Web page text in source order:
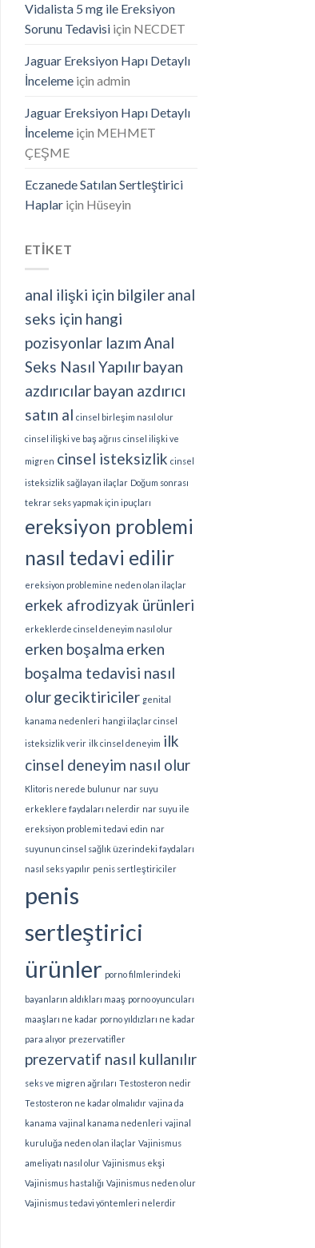
Vidalista 5 mg ile Ereksiyon
Sorunu Tedavisiiçin NECDET
Jaguar Ereksiyon Hapı Detaylı
İncelemeiçin admin
Jaguar Ereksiyon Hapı Detaylı
İncelemeiçin MEHMET
ÇEŞME
Eczanede Satılan Sertleştirici
Haplariçin Hüseyin
ETİKET
anal ilişki için bilgileranal
seks için hangi
pozisyonlar lazımAnal
Seks Nasıl Yapılırbayan
azdırıcılarbayan azdırıcı
satın al cinsel birleşim nasıl olur
cinsel ilişki ve baş ağrııs cinsel ilişki ve
migren cinsel isteksizlik cinsel
isteksizlik sağlayan ilaçlar Doğum sonrası
tekrar seks yapmak için ipuçları
ereksiyon problemi
nasıl tedavi edilir
ereksiyon problemine neden olan ilaçlar
erkek afrodizyak ürünleri
erkeklerde cinsel deneyim nasıl olur
erken boşalma erken
boşalma tedavisi nasıl
olurgeciktiriciler genital
kanama nedenleri hangi ilaçlar cinsel
isteksizlik verir ilk cinsel deneyim ilk
cinsel deneyim nasıl olur
Klitoris nerede bulunur nar suyu
erkeklere faydaları nelerdir nar suyu ile
ereksiyon problemi tedavi edin nar
suyunun cinsel sağlık üzerindeki faydaları
nasıl seks yapılır penis sertleştiriciler
penis
sertleştirici
ürünler porno filmlerindeki
bayanların aldıkları maaş porno oyuncuları
maaşları ne kadar porno yıldızları ne kadar
para alıyor prezervatifler
prezervatif nasıl kullanılır
seks ve migren ağrıları Testosteron nedir
Testosteron ne kadar olmalıdır vajina da
kanama vajinal kanama nedenleri vajinal
kuruluğa neden olan ilaçlar Vajinismus
ameliyatı nasıl olur Vajinismus ekşi
Vajinismus hastalığı Vajinismus neden olur
Vajinismus tedavi yöntemleri nelerdir